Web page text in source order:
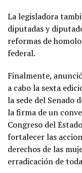
La legisladora
diputadas y
reformas de
federal.
Finalmente,
a cabo la sexta
la sede del Senado
la firma de un
Congreso del
fortalecer las
derechos de las
erradicación de